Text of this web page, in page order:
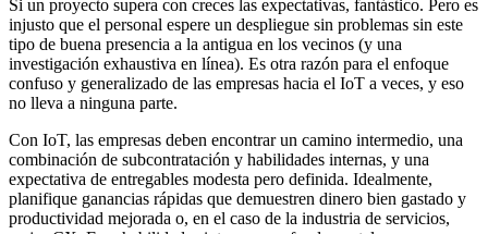
Si un proyecto supera con creces las expectativas, fantástico. Pero es
injusto que el personal espere un despliegue sin problemas sin este
tipo de buena presencia a la antigua en los vecinos (y una
investigación exhaustiva en línea). Es otra razón para el enfoque
confuso y generalizado de las empresas hacia el IoT a veces, y eso
no lleva a ninguna parte.
Con IoT, las empresas deben encontrar un camino intermedio, una
combinación de subcontratación y habilidades internas, y una
expectativa de entregables modesta pero definida. Idealmente,
planifique ganancias rápidas que demuestren dinero bien gastado y
productividad mejorada o, en el caso de la industria de servicios,